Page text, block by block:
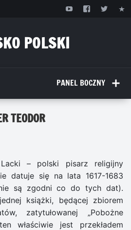
POLSKI
PANEL BOCZNY
TEODOR
Lacki – polski pisarz religijny
datuje się na lata 1617-1683
są zgodni co do tych dat).
książki, będącej zbiorem
zatytułowanej „Pobożne
właściwie jest przekładem